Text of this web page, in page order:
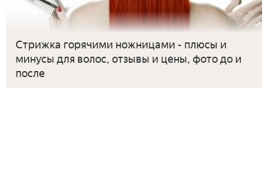
Стрижка горячими ножницами - плюсы и
минусы для волос, отзывы и цены, фото до и
после